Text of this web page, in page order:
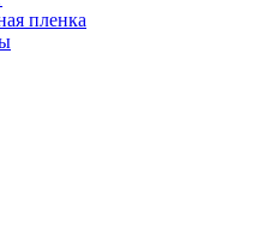
пленка